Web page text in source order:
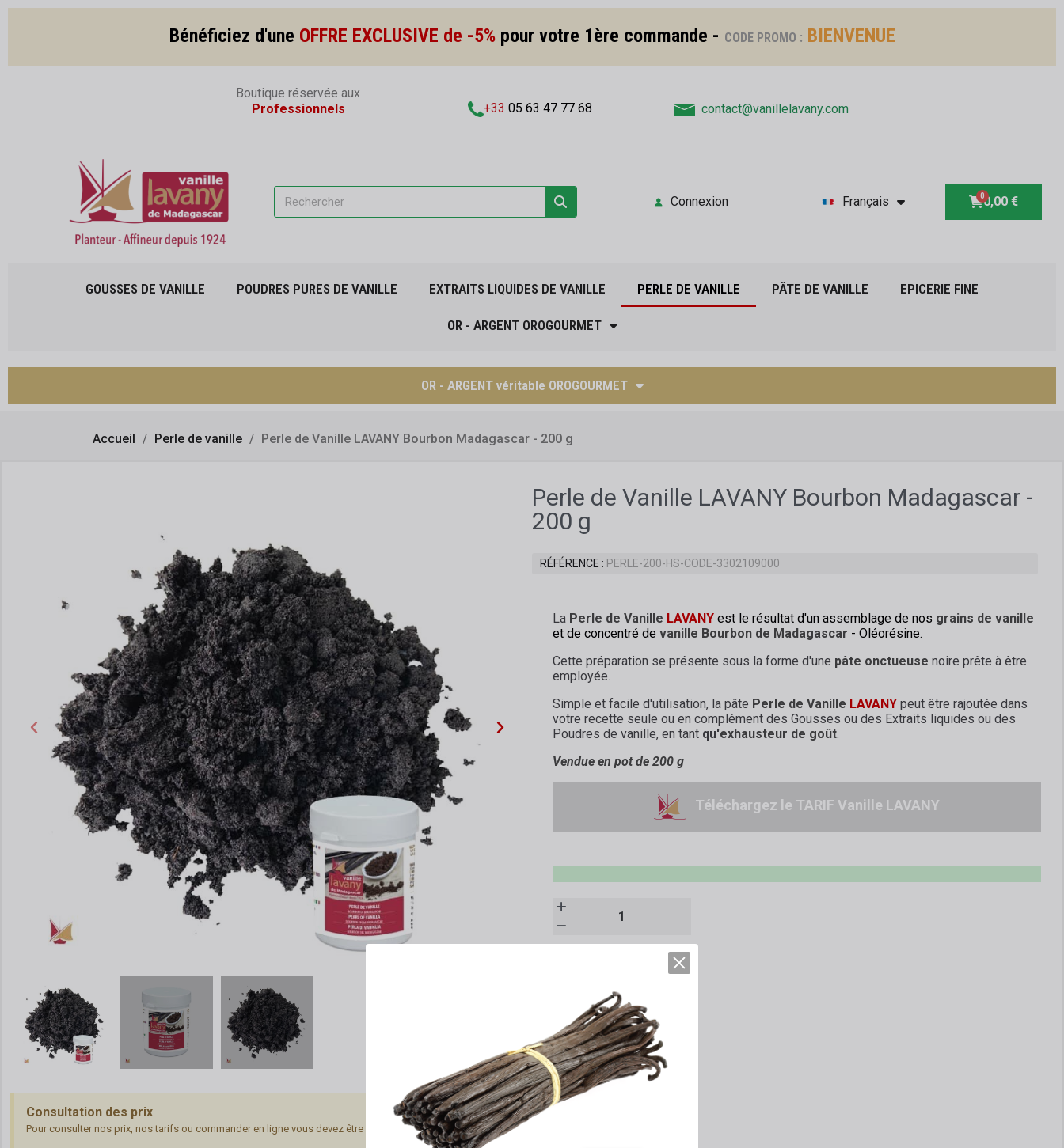
Bénéficiez d'une OFFRE EXCLUSIVE de -5%pour votre 1ère commande - CODE PROMO : BIENVENUE
Boutique réservée aux
Professionnels
+33 05 63 47 77 68 contact@vanillelavany.com
Connexion Français 0,00 €
GOUSSES DE VANILLE POUDRES PURES DE VANILLE EXTRAITS LIQUIDES DE VANILLE PERLE DE VANILLE PÂTE DE VANILLE EPICERIE FINE
OR - ARGENT OROGOURMET
OR - ARGENT véritable OROGOURMET
Accueil Perle de vanille Perle de Vanille LAVANY Bourbon Madagascar - 200 g
Consultation des prix
Pour consulter nos prix, nos tarifs ou commander en ligne vous devez être connecté.
Perle de Vanille LAVANY Bourbon Madagascar -
200 g
RÉFÉRENCE PERLE-200-HS-CODE-3302109000
La Perle de Vanille LAVANY est le résultat d'un assemblage de nos grains de vanille
et de concentré de vanille Bourbon de Madagascar - Oléorésine.
Cette préparation se présente sous la forme d'une pâte onctueuse noire prête à être
employée.
Simple et facile d'utilisation, la pâte Perle de Vanille LAVANY peut être rajoutée dans
votre recette seule ou en complément des Gousses ou des Extraits liquides ou des
Poudres de vanille, en tant qu'exhausteur de goût.
Vendue en pot de 200 g
Téléchargez le TARIF Vanille LAVANY